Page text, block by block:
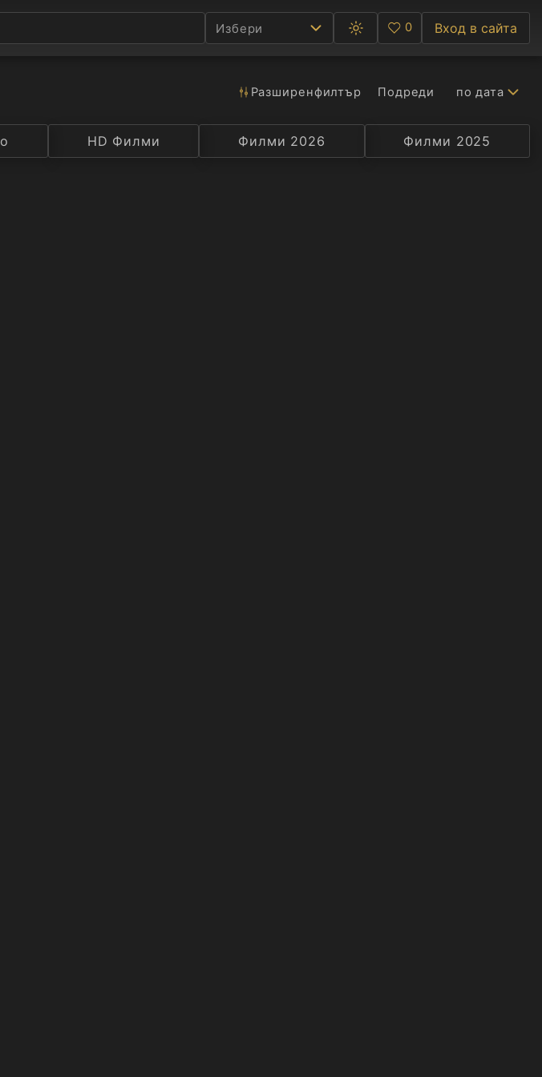
Избери
Превключване
между
светла
Любими
0 Вход в сайта
Разширенфилтър Подреди по дата
Рейтинг Селекция Превод Актьор
HD Филми Филми 2026 Филми 2025